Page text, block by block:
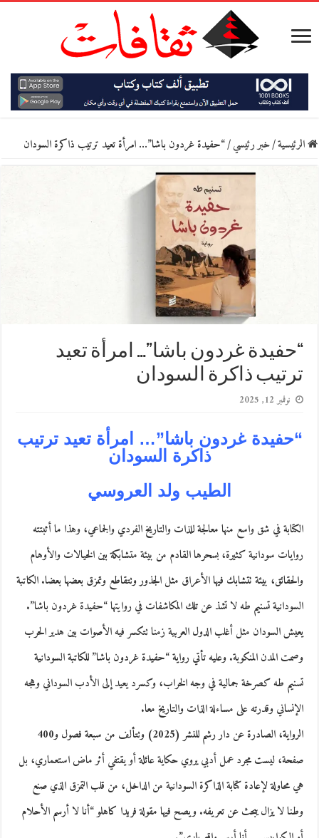
الرئيسية/خبر رئيسي/“حفيدة غردون باشا”… امرأة تعيد ترتيب ذاكرة السودان
“حفيدة غردون باشا”… امرأة تعيد
ترتيب ذاكرة السودان
نوفمبر 12, 2025
“حفيدة غردون باشا”… امرأة تعيد ترتيب
ذاكرة السودان
الطيب ولد العروسي
الكتابة في شق واسع منها معالجة للذات والتاريخ الفردي والجماعي، وهذا ما أثبتته
روايات سودانية كثيرة، بسحرها القادم من بيئة متشابكة بين الخيالات والأوهام
والحقائق، بيئة تتشابك فيها الأعراق مثل الجذور وتتقاطع وتمزق بعضها بعضا. الكاتبة
السودانية تسنيم طه لا تشذ عن تلك المكاشفات في روايتها “حفيدة غردون باشا”.
يعيش السودان مثل أغلب الدول العربية زمنا تتكسر فيه الأصوات بين هدير الحرب
وصمت المدن المنكوبة. وعليه تأتي رواية “حفيدة غردون باشا” للكاتبة السودانية
تسنيم طه كصرخة جمالية في وجه الخراب، وكسرد يعيد إلى الأدب السوداني وهجه
الإنساني وقدرته على مساءلة الذات والتاريخ معا.
الرواية، الصادرة عن دار رشم للنشر (2025) وتتألف من سبعة فصول و400
صفحة، ليست مجرد عمل أدبي يروي حكاية عائلة أو يقتفي أثر ماض استعماري، بل
هي محاولة لإعادة كتابة الذاكرة السودانية من الداخل، من قلب التمزق الذي صنع
وطنا لا يزال يبحث عن تعريفه. ويصح فيها مقولة فريدا كاهلو “أنا لا أرسم الأحلام